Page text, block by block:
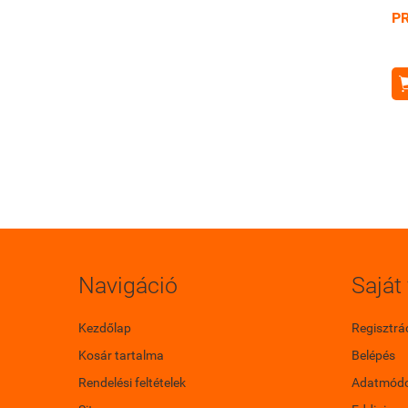
Navigáció
Kezdőlap
Kosár tartalma
Rendelési feltételek
Saját
Belépés